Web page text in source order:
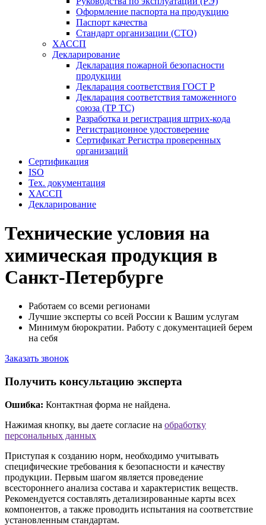
Оформление паспорта на продукцию
Паспорт качества
Стандарт организации (СТО)
ХАССП
Декларирование
Декларация пожарной безопасности
продукции
Декларация соответствия ГОСТ Р
Декларация соответствия таможенного
союза (ТР ТС)
Разработка и регистрация штрих-кода
Регистрационное удостоверение
Сертификат Регистра проверенных
организаций
Сертификация
ISO
Тех. документация
ХАССП
Декларирование
Технические условия на
химическая продукция в
Санкт-Петербурге
Работаем со всеми регионами
Лучшие эксперты со всей России к Вашим услугам
Минимум бюрократии. Работу с документацией берем
на себя
Заказать звонок
Получить консультацию эксперта
Ошибка: Контактная форма не найдена.
Нажимая кнопку, вы даете согласие на обработку
персональных данных
Приступая к созданию норм, необходимо учитывать
специфические требования к безопасности и качеству
продукции. Первым шагом является проведение
всестороннего анализа состава и характеристик веществ.
Рекомендуется составлять детализированные карты всех
компонентов, а также проводить испытания на соответствие
установленным стандартам.